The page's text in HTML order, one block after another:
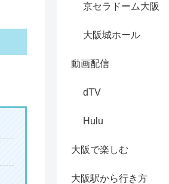
京セラドーム大阪
大阪城ホール
動画配信
dTV
Hulu
大阪で楽しむ
大阪駅から行き方